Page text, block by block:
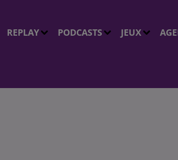
REPLAY PODCASTS JEUX